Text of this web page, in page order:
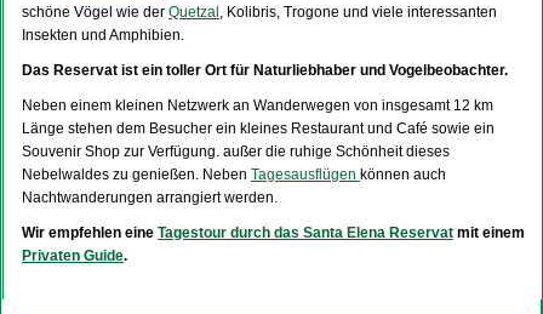
schöne Vögel wie der Quetzal , Kolibris, Trogone und viele interessanten
Insekten und Amphibien.
Das Reservat ist ein toller Ort für Naturliebhaber und Vogelbeobachter.
Neben einem kleinen Netzwerk an Wanderwegen von insgesamt 12 km
Länge stehen dem Besucher ein kleines Restaurant und Café sowie ein
Souvenir Shop zur Verfügung. außer die ruhige Schönheit dieses
Nebelwaldes zu genießen. Neben Tagesausflügen können auch
Nachtwanderungen arrangiert werden.
Wir empfehlen eine Tagestour durch das Santa Elena Reservat mit einem
Privaten Guide.